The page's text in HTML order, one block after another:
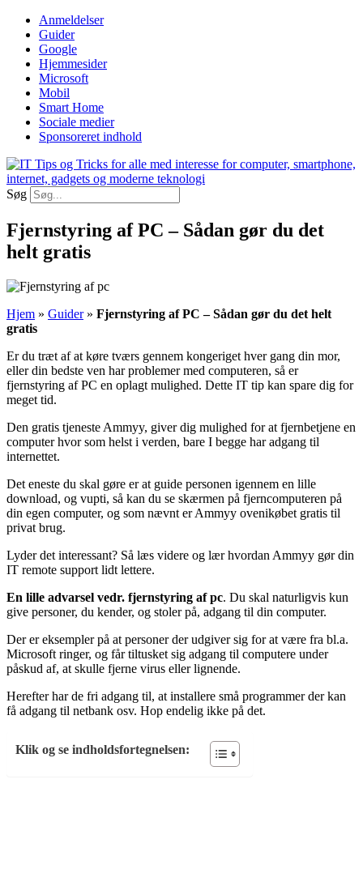
Videre
indhold
Anmeldelser
Guider
Google
Hjemmesider
Microsoft
Mobil
Smart Home
Sociale medier
Sponsoreret indhold
Søg
Fjernstyring af PC – Sådan gør du det
helt gratis
Hjem » Guider» Fjernstyring af PC – Sådan gør du det helt
gratis
Er du træt af at køre tværs gennem kongeriget hver gang din mor,
eller din bedste ven har problemer med computeren, så er
fjernstyring af PC en oplagt mulighed. Dette IT tip kan spare dig for
meget tid.
Den gratis tjeneste Ammyy, giver dig mulighed for at fjernbetjene en
computer hvor som helst i verden, bare I begge har adgang til
internettet.
Det eneste du skal gøre er at guide personen igennem en lille
download, og vupti, så kan du se skærmen på fjerncomputeren på
din egen computer, og som nævnt er Ammyy ovenikøbet gratis til
privat brug.
Lyder det interessant? Så læs videre og lær hvordan Ammyy gør din
IT remote support lidt lettere.
En lille advarsel vedr. fjernstyring af pc. Du skal naturligvis kun
give personer, du kender, og stoler på, adgang til din computer.
Der er eksempler på at personer der udgiver sig for at være fra bl.a.
Microsoft ringer, og får tiltusket sig adgang til computere under
påskud af, at skulle fjerne virus eller lignende.
Herefter har de fri adgang til, at installere små programmer der kan
få adgang til netbank osv. Hop endelig ikke på det.
Klik og se indholdsfortegnelsen: